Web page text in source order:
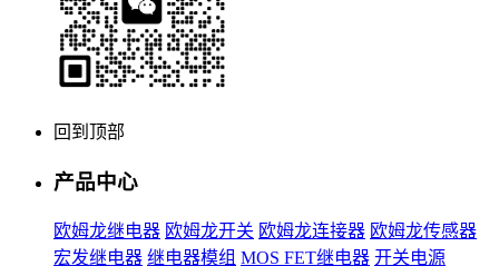
回到顶部
产品中心
欧姆龙继电器 欧姆龙开关 欧姆龙连接器 欧姆龙传感器
宏发继电器 继电器模组 MOS FET继电器 开关电源